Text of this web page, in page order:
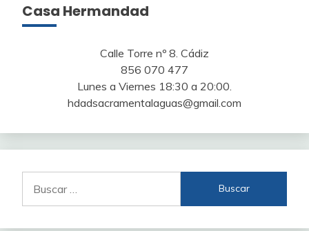
Casa Hermandad
Calle Torre nº 8. Cádiz
856 070 477
Lunes a Viernes 18:30 a 20:00.
hdadsacramentalaguas@gmail.com